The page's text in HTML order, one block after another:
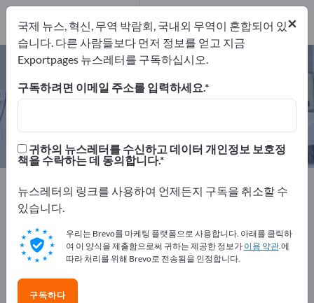
병원장치 – 제조업체 및 공급업체 찾
기
제조업체 15
Exportpages 의학 및 실험실 병원장치
Exportpages에서 무료로 광고하세
요!
수요 – 공급 – 중고품 – 비즈니스 연락처 >> 여기서 시작
하세요
×
국제 뉴스, 혁신, 무역 박람회, 국내외 무역이 혼합되어 있
습니다. 다른 사람들보다 먼저 정보를 얻고 지금
Exportpages 뉴스레터를 구독하십시오.
구독하려면 이메일 주소를 입력하세요.
귀하의 뉴스레터를 수신하고 데이터 개인정보 보호정
책을 수락하는 데 동의합니다.
뉴스레터의 링크를 사용하여 언제든지 구독을 취소할 수
있습니다.
우리는 Brevo를 마케팅 플랫폼으로 사용합니다. 아래를 클릭하
여 이 양식을 제출함으로써 귀하는 제공한 정보가 이용 약관.에
따라 처리를 위해 Brevo로 전송됨을 인정합니다.
구독하다